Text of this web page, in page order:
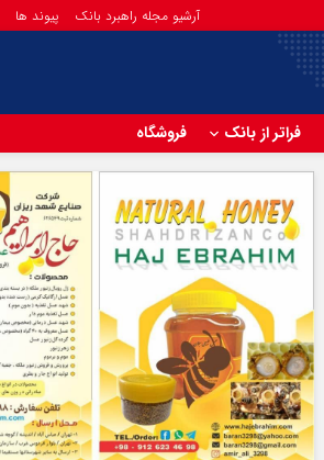
آرشیو مجله راهبرد بانک پیوند ها
فراتر از بانک فروشگاه
اینستاگرام
تلگرام
آپارات